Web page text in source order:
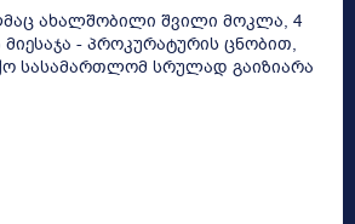
ახალშობილი შვილი მოკლა, 4
- პროკურატურის ცნობით,
სასამართლომ სრულად გაიზიარა